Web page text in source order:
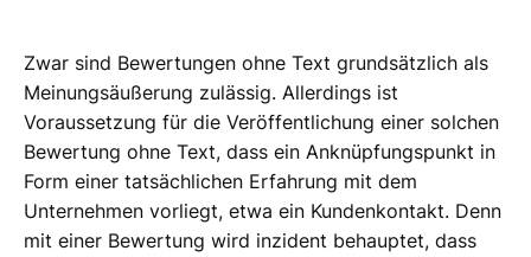
Zwar sind Bewertungen ohne Text grundsätzlich als
Meinungsäußerung zulässig. Allerdings ist
Voraussetzung für die Veröffentlichung einer solchen
Bewertung ohne Text, dass ein Anknüpfungspunkt in
Form einer tatsächlichen Erfahrung mit dem
Unternehmen vorliegt, etwa ein Kundenkontakt. Denn
mit einer Bewertung wird inzident behauptet, dass